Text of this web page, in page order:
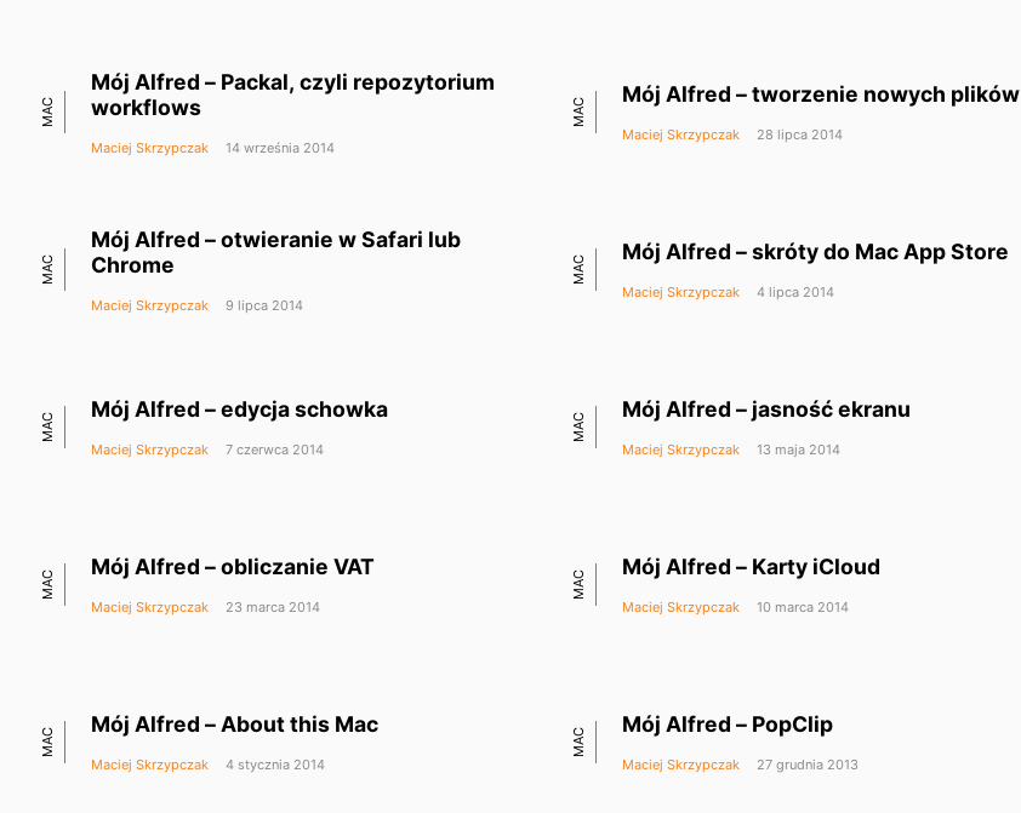
MAC
Mój Alfred – Packal, czyli repozytorium
workflows
Maciej Skrzypczak 14 września 2014
MAC
Mój Alfred – tworzenie nowych plików
Maciej Skrzypczak 28 lipca 2014
MAC
Mój Alfred – otwieranie w Safari lub
Chrome
Maciej Skrzypczak 9 lipca 2014
MAC
Mój Alfred – skróty do Mac App Store
Maciej Skrzypczak 4 lipca 2014
MAC
Mój Alfred – edycja schowka
Maciej Skrzypczak 7 czerwca 2014
MAC
Mój Alfred – jasność ekranu
Maciej Skrzypczak 13 maja 2014
MAC
Mój Alfred – obliczanie VAT
Maciej Skrzypczak 23 marca 2014
MAC
Mój Alfred – Karty iCloud
Maciej Skrzypczak 10 marca 2014
MAC
Mój Alfred – About this Mac
Maciej Skrzypczak 4 stycznia 2014
MAC
Mój Alfred – PopClip
Maciej Skrzypczak 27 grudnia 2013